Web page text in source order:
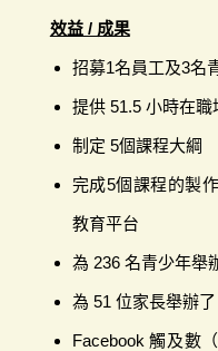
效益 / 成果
招募1名員工及3名
提供 51.5 小時在職
制定 5個課程大綱
完成5個課程的製
教育平台
為 236 名青少年舉
為 51 位家長舉辦
Facebook 觸及數